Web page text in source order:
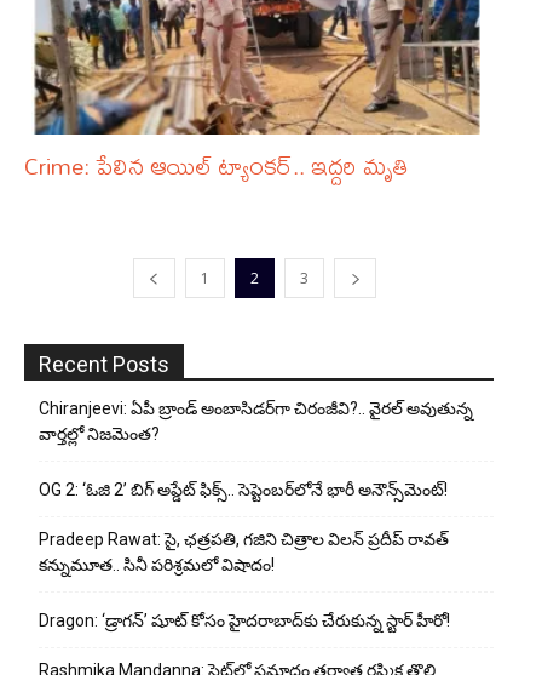
Crime: పేలిన ఆయిల్ ట్యాంకర్.. ఇద్దరి మృతి
1 2 3
Recent Posts
Chiranjeevi: ఏపీ బ్రాండ్ అంబాసిడర్‌గా చిరంజీవి?.. వైరల్ అవుతున్న
వార్తల్లో నిజమెంత?
OG 2: ‘ఓజి 2’ బిగ్ అప్డేట్ ఫిక్స్.. సెప్టెంబర్‌లోనే భారీ అనౌన్స్‌మెంట్!
Pradeep Rawat: సై, ఛత్రపతి, గజిని చిత్రాల విలన్ ప్రదీప్ రావత్
కన్నుమూత.. సినీ పరిశ్రమలో విషాదం!
Dragon: ‘డ్రాగన్’ షూట్ కోసం హైదరాబాద్‌కు చేరుకున్న స్టార్ హీరో!
Rashmika Mandanna: సెట్‌లో ప్రమాదం తర్వాత రష్మిక తొలి